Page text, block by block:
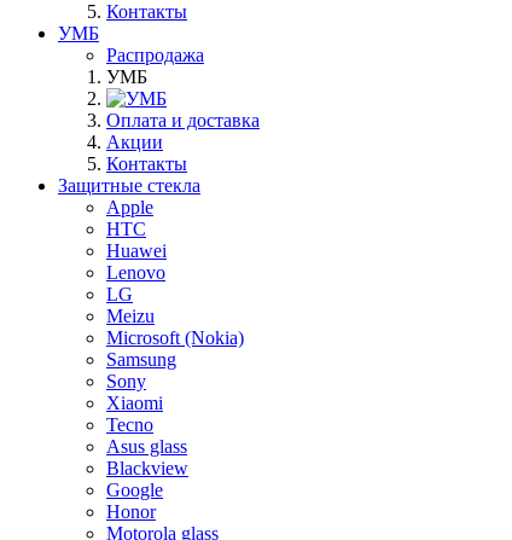
Контакты
УМБ
Распродажа
УМБ
Оплата и доставка
Акции
Контакты
Защитные стекла
Apple
HTC
Huawei
Lenovo
LG
Meizu
Microsoft (Nokia)
Samsung
Sony
Xiaomi
Tecno
Asus glass
Blackview
Google
Honor
Motorola glass